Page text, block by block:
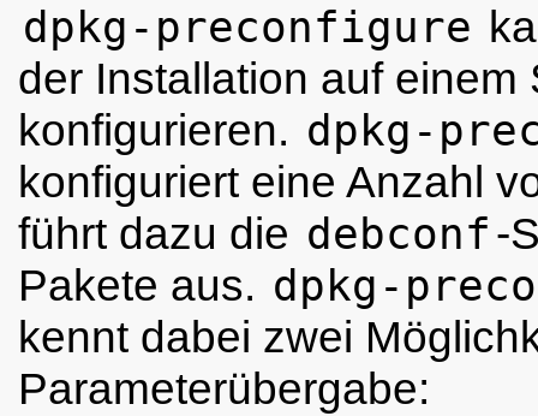
dpkg-preconfigure
der Installation auf einem
konfigurieren. dpkg-
konfiguriert eine Anzahl
führt dazu die debconf-
Pakete aus. dpkg-
kennt dabei zwei
Parameterübergabe: